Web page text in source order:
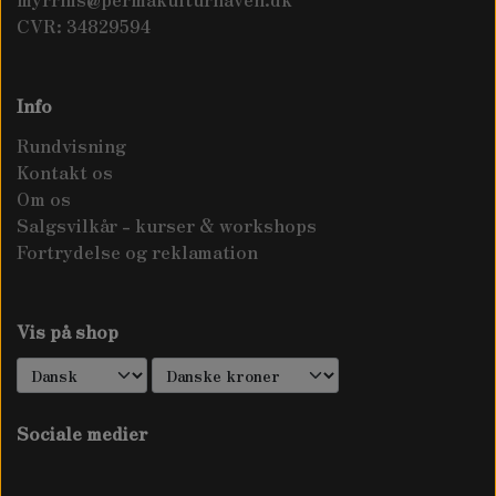
CVR: 34829594
Info
Rundvisning
Kontakt os
Om os
Salgsvilkår - kurser & workshops
Fortrydelse og reklamation
Vis på shop
Sociale medier